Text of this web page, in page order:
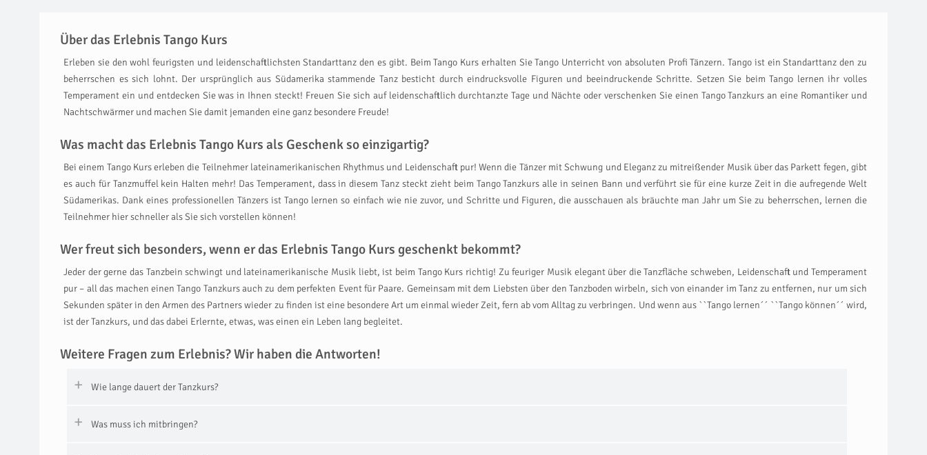
Über das Erlebnis Tango Kurs
Erleben sie den wohl feurigsten und leidenschaftlichsten Standarttanz den es gibt. Beim Tango Kurs erhalten Sie Tango Unterricht von absoluten Profi Tänzern. Tango ist ein Standarttanz den zu
beherrschen es sich lohnt. Der ursprünglich aus Südamerika stammende Tanz besticht durch eindrucksvolle Figuren und beeindruckende Schritte. Setzen Sie beim Tango lernen ihr volles
Temperament ein und entdecken Sie was in Ihnen steckt! Freuen Sie sich auf leidenschaftlich durchtanzte Tage und Nächte oder verschenken Sie einen Tango Tanzkurs an eine Romantiker und
Nachtschwärmer und machen Sie damit jemanden eine ganz besondere Freude!
Was macht das Erlebnis Tango Kurs als Geschenk so einzigartig?
Bei einem Tango Kurs erleben die Teilnehmer lateinamerikanischen Rhythmus und Leidenschaft pur! Wenn die Tänzer mit Schwung und Eleganz zu mitreißender Musik über das Parkett fegen, gibt
es auch für Tanzmuffel kein Halten mehr! Das Temperament, dass in diesem Tanz steckt zieht beim Tango Tanzkurs alle in seinen Bann und verführt sie für eine kurze Zeit in die aufregende Welt
Südamerikas. Dank eines professionellen Tänzers ist Tango lernen so einfach wie nie zuvor, und Schritte und Figuren, die ausschauen als bräuchte man Jahr um Sie zu beherrschen, lernen die
Teilnehmer hier schneller als Sie sich vorstellen können!
Wer freut sich besonders, wenn er das Erlebnis Tango Kurs geschenkt bekommt?
Jeder der gerne das Tanzbein schwingt und lateinamerikanische Musik liebt, ist beim Tango Kurs richtig! Zu feuriger Musik elegant über die Tanzfläche schweben, Leidenschaft und Temperament
pur – all das machen einen Tango Tanzkurs auch zu dem perfekten Event für Paare. Gemeinsam mit dem Liebsten über den Tanzboden wirbeln, sich von einander im Tanz zu entfernen, nur um sich
Sekunden später in den Armen des Partners wieder zu finden ist eine besondere Art um einmal wieder Zeit, fern ab vom Alltag zu verbringen. Und wenn aus ``Tango lernen´´ ``Tango können´´ wird,
ist der Tanzkurs, und das dabei Erlernte, etwas, was einen ein Leben lang begleitet.
Weitere Fragen zum Erlebnis? Wir haben die Antworten!
Wie lange dauert der Tanzkurs?
Was muss ich mitbringen?